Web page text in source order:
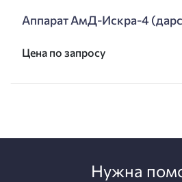
Аппарат АмД-Искра-4
Цена по запросу
Нужна